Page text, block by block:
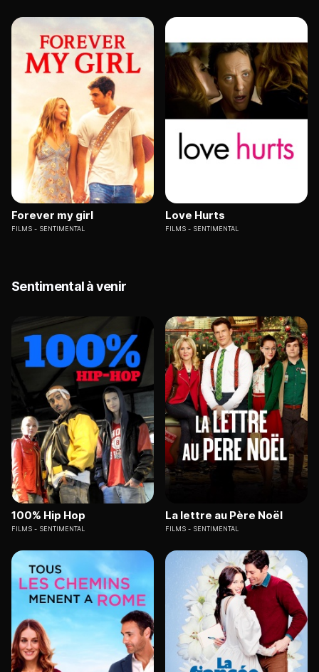
Forever my girl
FILMS SENTIMENTAL
Love Hurts
FILMS SENTIMENTAL
Sentimental à venir
100% Hip Hop
FILMS SENTIMENTAL
La lettre au Père Noël
FILMS SENTIMENTAL